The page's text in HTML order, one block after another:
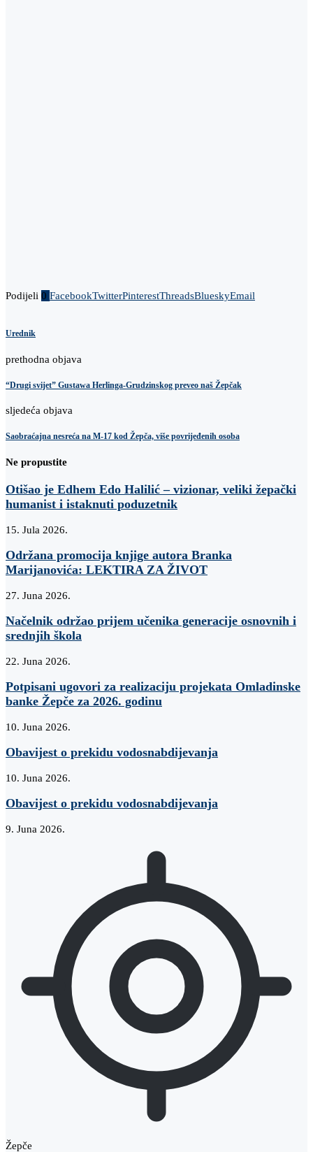
Podijeli 0 FacebookTwitterPinterestThreadsBlueskyEmail
Urednik
prethodna objava
“Drugi svijet” Gustawa Herlinga-Grudzinskog preveo naš Žepčak
sljedeća objava
Saobraćajna nesreća na M-17 kod Žepča, više povrijeđenih osoba
Ne propustite
Otišao je Edhem Edo Halilić – vizionar, veliki žepački
humanist i istaknuti poduzetnik
15. Jula 2026.
Održana promocija knjige autora Branka
Marijanovića: LEKTIRA ZA ŽIVOT
27. Juna 2026.
Načelnik održao prijem učenika generacije osnovnih i
srednjih škola
22. Juna 2026.
Potpisani ugovori za realizaciju projekata Omladinske
banke Žepče za 2026. godinu
10. Juna 2026.
Obavijest o prekidu vodosnabdijevanja
10. Juna 2026.
Obavijest o prekidu vodosnabdijevanja
9. Juna 2026.
Žepče